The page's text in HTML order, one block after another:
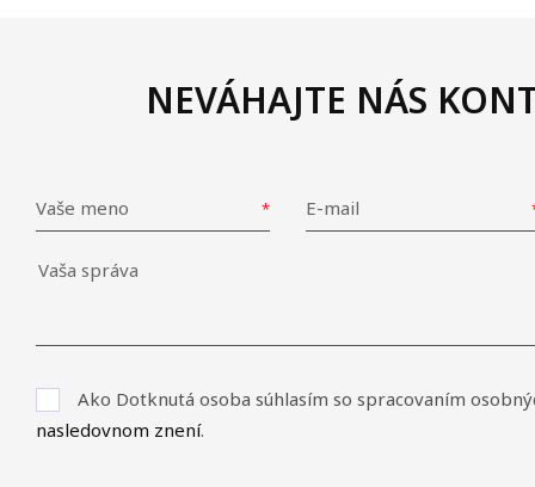
NEVÁHAJTE NÁS
Vaše meno E-mail
Ako Dotknutá osoba súhlasím so spracovaním
nasledovnom znení.